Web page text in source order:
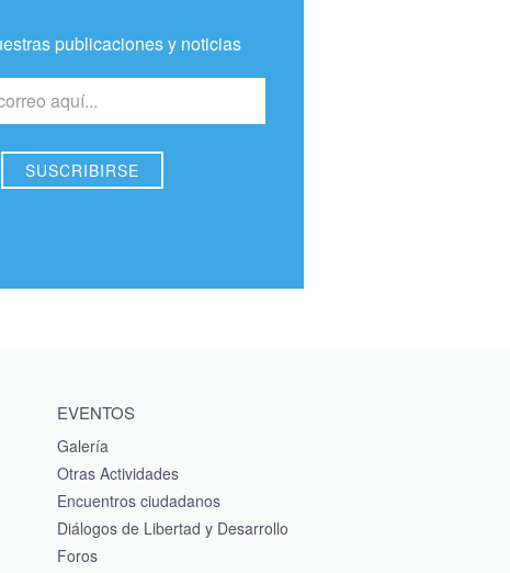
publicaciones y noticias
EVENTOS
Galería
Otras Actividades
Encuentros ciudadanos
Diálogos de Libertad y Desarrollo
Foros